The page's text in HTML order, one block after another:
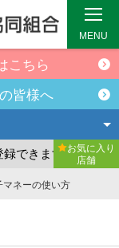
こちら
皆様へ
きます。 ま
お気に入り
店舗
MENU
マネーの使い方